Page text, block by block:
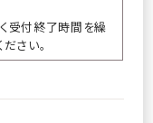
受付終了時間を繰
さい。